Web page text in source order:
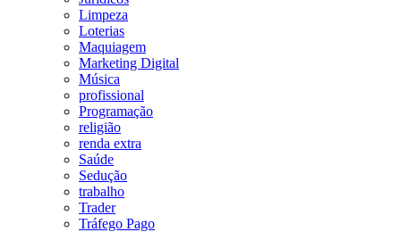
Limpeza
Loterias
Maquiagem
Marketing Digital
Música
profissional
Programação
religião
renda extra
Saúde
Sedução
trabalho
Trader
Tráfego Pago